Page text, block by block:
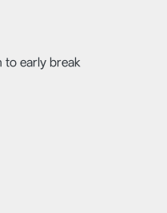
to early break